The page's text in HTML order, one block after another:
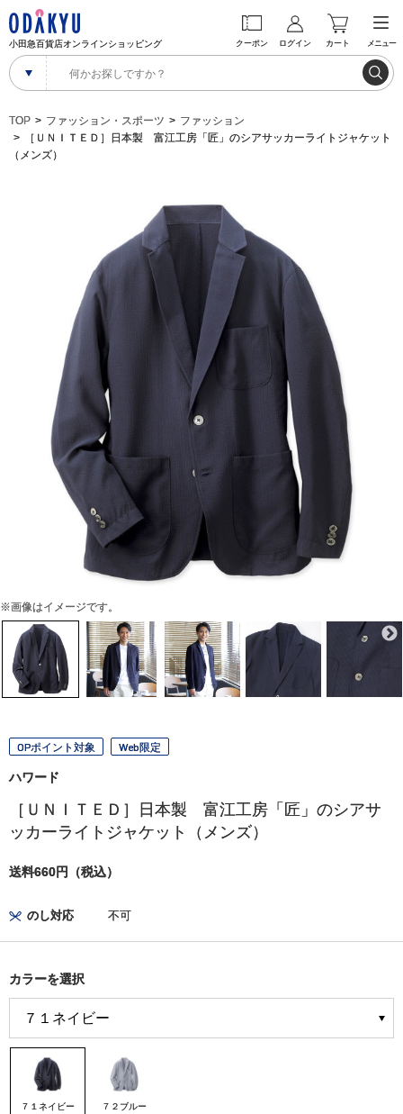
小田急百貨店オンラインショッピング クーポン ログイン カート メニュー
TOP ファッション・スポーツ
ファッション
［ＵＮＩＴＥＤ］日本製 富江工房「匠」のシアサッカーライトジャケット
（メンズ）
※画像はイメージです。
OPポイント対象 Web限定
ハワード
［ＵＮＩＴＥＤ］日本製 富江工房「匠」のシアサ
ッカーライトジャケット（メンズ）
送料660円（税込）
のし対応 不可
カラーを選択
７１ネイビー ７２ブルー